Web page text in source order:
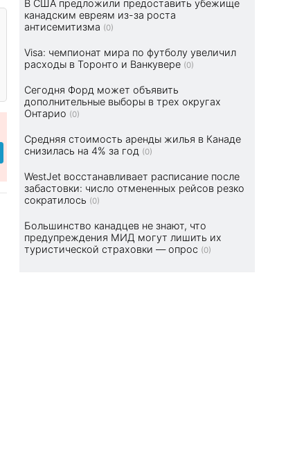
В США предложили предоставить убежище
канадским евреям из-за роста
антисемитизма (0)
Visa: чемпионат мира по футболу увеличил
расходы в Торонто и Ванкувере (0)
Сегодня Форд может объявить
дополнительные выборы в трех округах
Онтарио (0)
Средняя стоимость аренды жилья в Канаде
снизилась на 4% за год (0)
WestJet восстанавливает расписание после
забастовки: число отмененных рейсов резко
сократилось (0)
Большинство канадцев не знают, что
предупреждения МИД могут лишить их
туристической страховки — опрос (0)